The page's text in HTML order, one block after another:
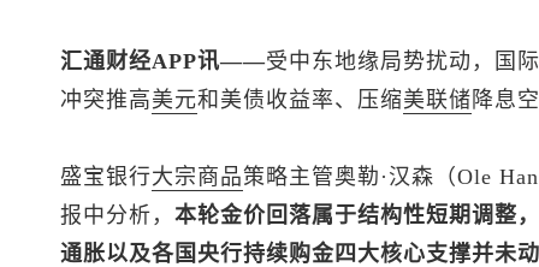
汇通财经APP讯——受中东地缘局势扰动，国
冲突推高美元和美债收益率、压缩美联储 降息
盛宝银行大宗商品策略主管奥勒·汉森（Ole
报中分析， 本轮金价回落属于结构性短期调整
通胀以及各国央行持续购金四大核心支撑并未